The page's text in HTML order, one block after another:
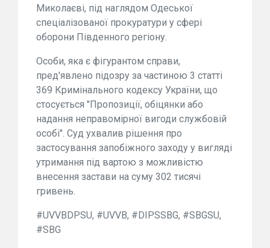
Миколаєві, під наглядом Одеської
спеціалізованої прокуратури у сфері
оборони Південного регіону.
Особи, яка є фігурантом справи,
пред'явлено підозру за частиною 3 статті
369 Кримінального кодексу України, що
стосується "Пропозиції, обіцянки або
надання неправомірної вигоди службовій
особі". Суд ухвалив рішення про
застосування запобіжного заходу у вигляді
утримання під вартою з можливістю
внесення застави на суму 302 тисячі
гривень.
#UVVBDPSU, #UVVB, #DIPSSBG, #SBGSU,
#SBG